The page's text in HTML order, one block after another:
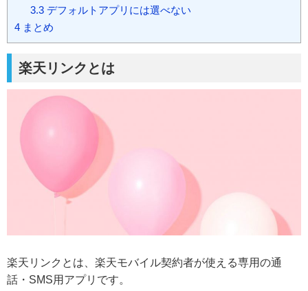
3.3デフォルトアプリには選べない
4 まとめ
楽天リンクとは
楽天リンクとは、楽天モバイル契約者が使える専用の通
話・SMS用アプリです。